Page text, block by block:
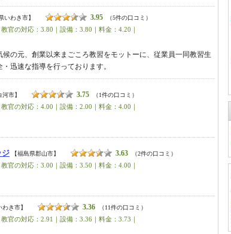
いわき市】 3.95 （5件の口コミ）
官の対応：3.80｜設備：3.80｜料金：4.20｜
の元、創業以来まごころ教習をモットーに、従業員一同教習生
迅速な指導を行っております。
市】 3.75 （1件の口コミ）
官の対応：4.00｜設備：2.00｜料金：4.00｜
ジ 【福島県郡山市】 3.63 （2件の口コミ）
官の対応：3.00｜設備：3.50｜料金：4.00｜
き市】 3.36 （11件の口コミ）
官の対応：2.91｜設備：3.36｜料金：3.73｜